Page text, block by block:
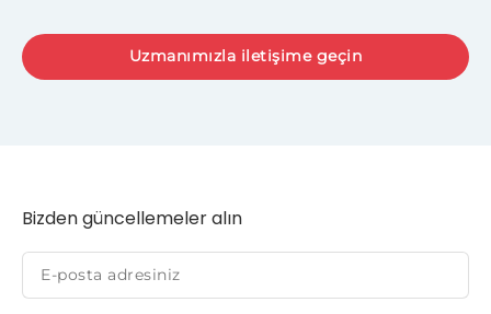
Uzmanımızla iletişime geçin
Bizden güncellemeler alın